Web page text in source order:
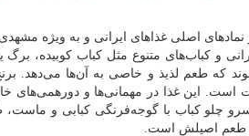
نمادهای اصلی غذاهای ایرانی و به ویژه
و کباب‌های متنوع مثل کباب کوبیده،
که طعم لذیذ و خاصی به آن‌ها می‌دهد.
است. این غذا در مهمانی‌ها و دورهمی‌های
چلو کباب با گوجه‌فرنگی کبابی و ماست،
و طعم اصیلش است.